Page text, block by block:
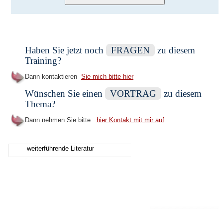
Haben Sie jetzt noch FRAGEN
zu diesem
Training?
Dann kontaktieren Sie mich bitte hier
Wünschen Sie einen VORTRAG
zu diesem
Thema?
Dann nehmen Sie bitte hier Kontakt mit mir auf
weiterführende Literatur